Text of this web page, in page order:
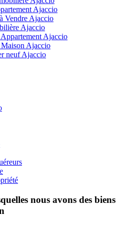
Ajaccio
Vendre Ajaccio
Ajaccio
Ajaccio
Ajaccio
neuf Ajaccio
nous avons des biens